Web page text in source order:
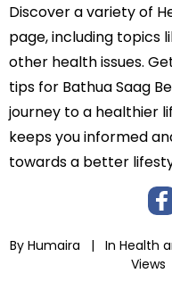
Discover a variety of
page, including topics
other health issues.
tips for Bathua Saag
journey to a healthier
keeps you informed
towards a better
By Humaira | In Health